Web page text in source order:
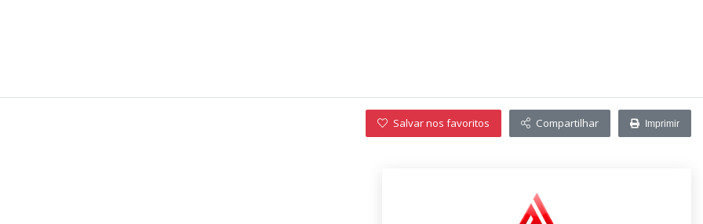
Salvar nos favoritos Compartilhar Imprimir